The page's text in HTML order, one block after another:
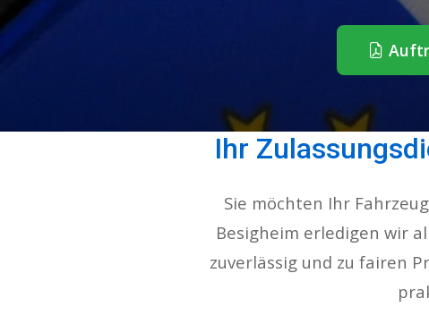
Ihr
Sie möchten Ihr
Besigheim erledigen wir
zuverlässig und zu fairen